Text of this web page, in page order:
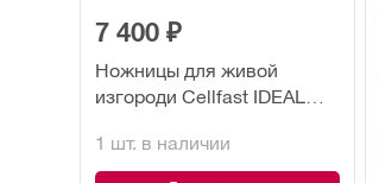
7 400 ₽
Ножницы для живой
изгороди Cellfast IDEAL
1 шт. в наличии